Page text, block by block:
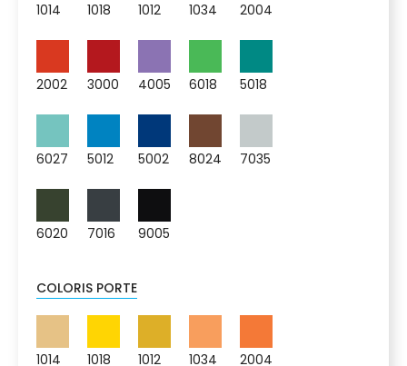
1014 1018 1012 1034 2004
2002 3000 4005 6018 5018
6027 5012 5002 8024 7035
6020 7016 9005
COLORIS PORTE
1014 1018 1012 1034 2004